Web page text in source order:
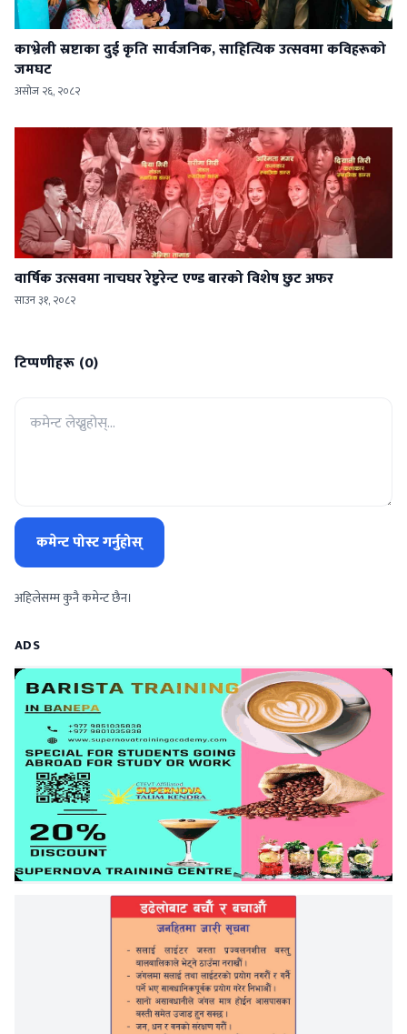
काभ्रेली स्रष्टाका दुई कृति सार्वजनिक, साहित्यिक उत्सवमा कविहरूको
जमघट
असोज २६, २०८२
वार्षिक उत्सवमा नाचघर रेष्टुरेन्ट एण्ड बारको विशेष छुट अफर
साउन ३१, २०८२
टिप्पणीहरू (0)
कमेन्ट पोस्ट गर्नुहोस्
अहिलेसम्म कुनै कमेन्ट छैन।
ADS